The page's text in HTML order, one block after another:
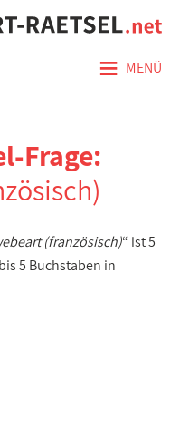
≡ MENÜ
Frage:
(französisch)“ ist 5
5 Buchstaben in